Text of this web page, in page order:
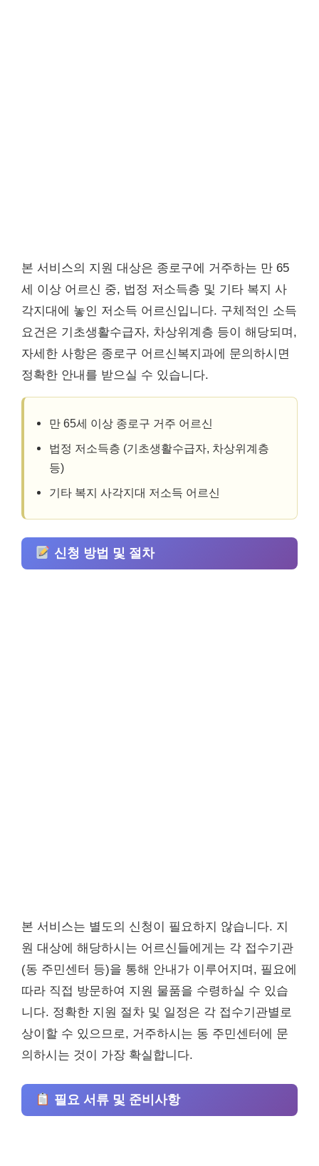
본 서비스의 지원 대상은 종로구에 거주하는 만 65
세 이상 어르신 중, 법정 저소득층 및 기타 복지 사
각지대에 놓인 저소득 어르신입니다. 구체적인 소득
요건은 기초생활수급자, 차상위계층 등이 해당되며,
자세한 사항은 종로구 어르신복지과에 문의하시면
정확한 안내를 받으실 수 있습니다.
만 65세 이상 종로구 거주 어르신
법정 저소득층 (기초생활수급자, 차상위계층
등)
기타 복지 사각지대 저소득 어르신
신청 방법 및 절차
본 서비스는 별도의 신청이 필요하지 않습니다. 지
원 대상에 해당하시는 어르신들에게는 각 접수기관
(동 주민센터 등)을 통해 안내가 이루어지며, 필요에
따라 직접 방문하여 지원 물품을 수령하실 수 있습
니다. 정확한 지원 절차 및 일정은 각 접수기관별로
상이할 수 있으므로, 거주하시는 동 주민센터에 문
의하시는 것이 가장 확실합니다.
필요 서류 및 준비사항